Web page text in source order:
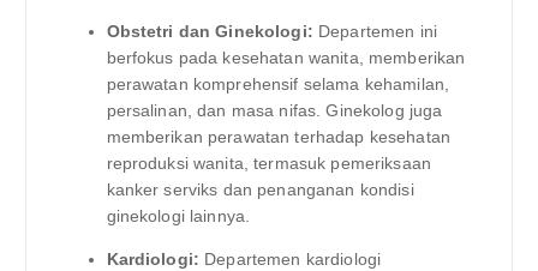
Obstetri dan Ginekologi: Departemen ini
berfokus pada kesehatan wanita, memberikan
perawatan komprehensif selama kehamilan,
persalinan, dan masa nifas. Ginekolog juga
memberikan perawatan terhadap kesehatan
reproduksi wanita, termasuk pemeriksaan
kanker serviks dan penanganan kondisi
ginekologi lainnya.
Kardiologi: Departemen kardiologi